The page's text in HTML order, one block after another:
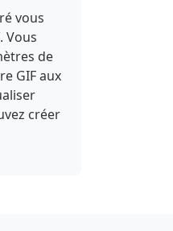
vous
Vous
de
GIF aux
créer